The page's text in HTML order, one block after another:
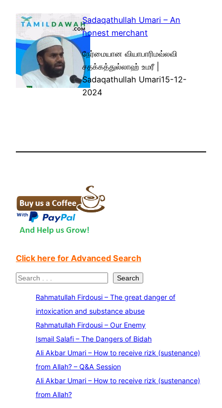
Sadaqathullah Umari – An
honest merchant
நேர்மையான வியாபாரிமவ்லவி
சதக்கத்துல்லாஹ் உமரீ |
Sadaqathullah Umari15-12-
2024
Click here for Advanced Search
S
Search
Rahmatullah Firdousi – The great danger of
intoxication and substance abuse
Rahmatullah Firdousi – Our Enemy
Ismail Salafi – The Dangers of Bidah
Ali Akbar Umari – How to receive rizk (sustenance)
from Allah? – Q&A Session
Ali Akbar Umari – How to receive rizk (sustenance)
from Allah?